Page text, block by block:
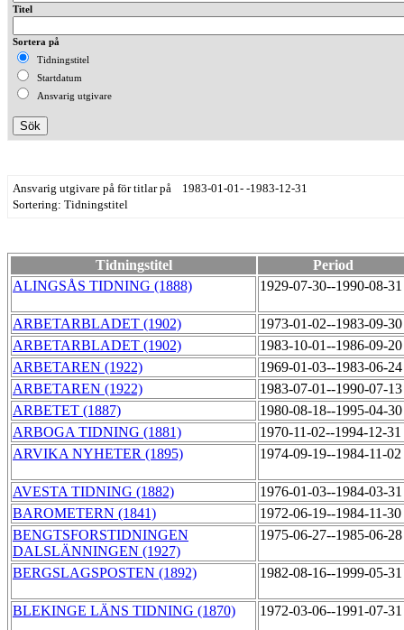
Titel
Sortera på
Tidningstitel
Startdatum
Ansvarig utgivare
Ansvarig utgivare på för titlar på 1983-01-01- -1983-12-31
Sortering: Tidningstitel
Tidningstitel
Period
ALINGSÅS TIDNING (1888)
1929-07-30--1990-08-
ARBETARBLADET (1902)
1973-01-02--1983-09-
ARBETARBLADET (1902)
1983-10-01--1986-09-
ARBETAREN (1922)
1969-01-03--1983-06-
ARBETAREN (1922)
1983-07-01--1990-07-
ARBETET (1887)
1980-08-18--1995-04-
ARBOGA TIDNING (1881)
1970-11-02--1994-12-31
ARVIKA NYHETER (1895)
1974-09-19--1984-11-02
AVESTA TIDNING (1882)
1976-01-03--1984-03-
BAROMETERN (1841)
1972-06-19--1984-11-30
BENGTSFORSTIDNINGEN
DALSLÄNNINGEN (1927)
1975-06-27--1985-06-
BERGSLAGSPOSTEN (1892) 1982-08-16--1999-05-
BLEKINGE LÄNS TIDNING (1870) 1972-03-06--1991-07-